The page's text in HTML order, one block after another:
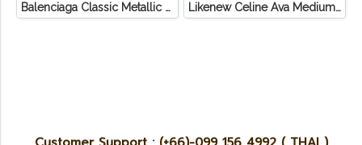
Balenciaga Classic Metallic Edge City Bag Likenew Celine Ava Medium Triomphe Canvas